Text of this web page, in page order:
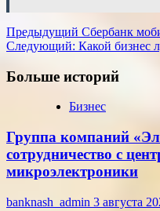
Навигация
записи
Предыдущий Сбербанк
Следующий: Какой бизнес
Больше историй
Бизнес
Группа компаний
сотрудничество с
микроэлектроники
banknash_admin 3 августа